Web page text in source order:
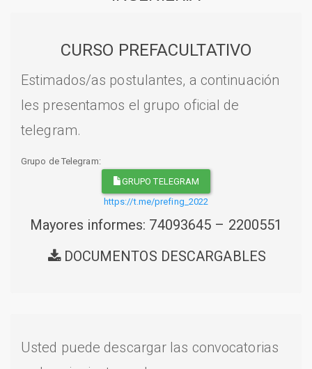
CURSO PREFACULTATIVO
Estimados/as postulantes, a continuación
les presentamos el grupo oficial de
telegram.
Grupo de Telegram:
GRUPO TELEGRAM
https://t.me/prefing_2022
Mayores informes: 74093645 – 2200551
DOCUMENTOS DESCARGABLES
Usted puede descargar las convocatorias